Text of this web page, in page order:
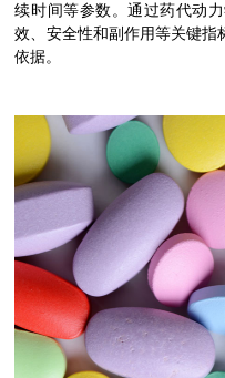
续时间等参数。通过药代动
效、安全性和副作用等关键指
依据。